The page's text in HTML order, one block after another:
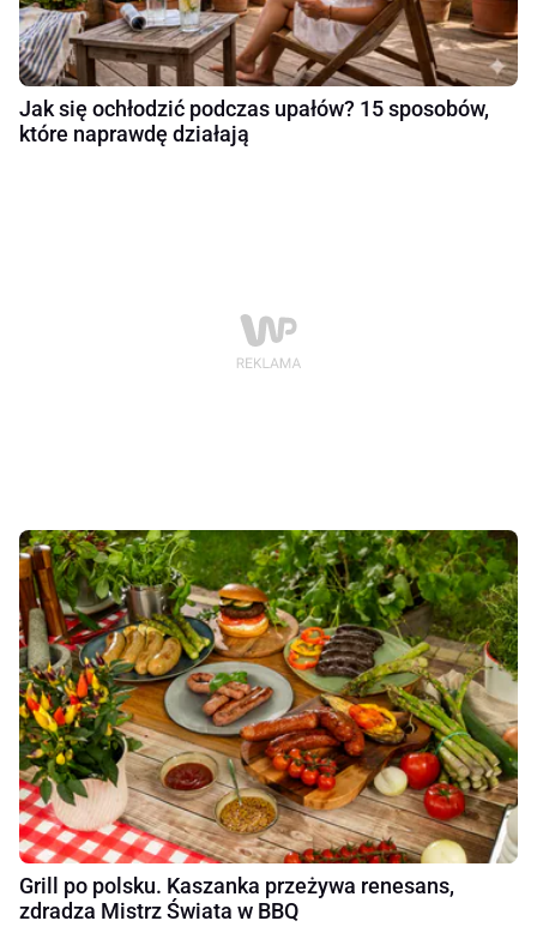
Jak się ochłodzić podczas upałów? 15 sposobów,
które naprawdę działają
Grill po polsku. Kaszanka przeżywa renesans,
zdradza Mistrz Świata w BBQ